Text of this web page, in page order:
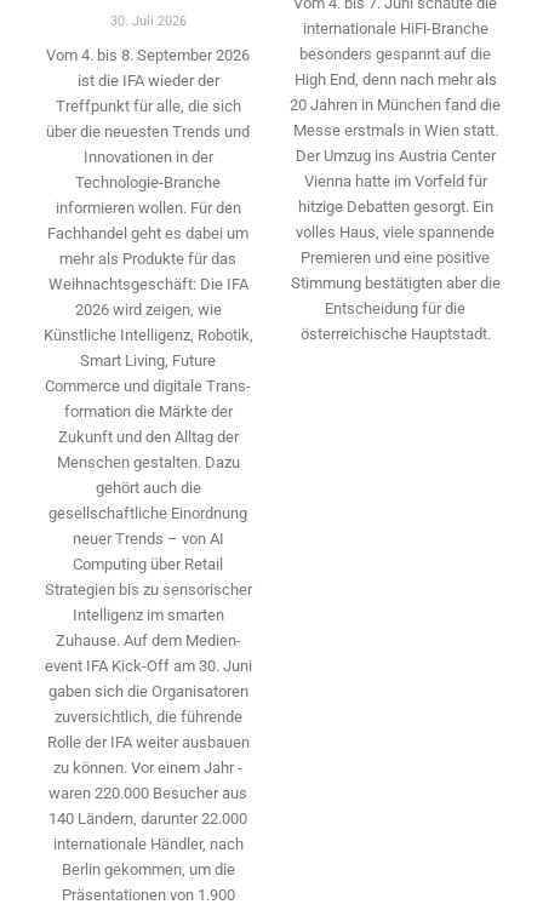
30. Juli 2026
Vom 4. bis 8. September 2026
ist die IFA wieder der
Treffpunkt für alle, die sich
über die neuesten Trends und
Innovationen in der
Technologie-­Branche
informieren wollen. Für den
Fachhandel geht es dabei um
mehr als Produkte für das
Weihnachtsgeschäft: Die IFA
2026 wird ­zeigen, wie
Künstliche Intelligenz, Robotik,
Smart Living, Future
Commerce und digitale Trans­
formation die Märkte der
Zukunft und den Alltag der
Menschen gestalten. Dazu
gehört auch die
gesellschaftliche Einordnung
neuer Trends – von AI
Computing über Retail
Strategien bis zu sensorischer
Intelligenz im smarten
Zuhause. Auf dem Medien­
event IFA Kick-Off am 30. Juni
gaben sich die Organisatoren
zuversichtlich, die führende
Rolle der IFA weiter ausbauen
zu können. Vor einem Jahr ­
waren 220.000 Besucher aus
140 ­Ländern, ­darunter 22.000
internationale Händler, nach
Berlin gekommen, um die
Präsen­tationen von 1.900
internationale HiFi-Branche
besonders gespannt auf die
High End, denn nach mehr als
20 Jahren in München fand die
Messe erstmals in Wien statt.
Der Umzug ins Austria Center
Vienna hatte im Vorfeld für
hitzige Debatten gesorgt. Ein
volles Haus, viele spannende
Premieren und eine positive
Stimmung bestätigten aber die
Entscheidung für die
österreichische Hauptstadt.